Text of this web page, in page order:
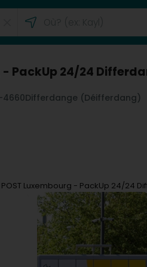
- PackUp 24/24
4660Differdange (Déifferdang)
POST Luxembourg - PackUp 24/24